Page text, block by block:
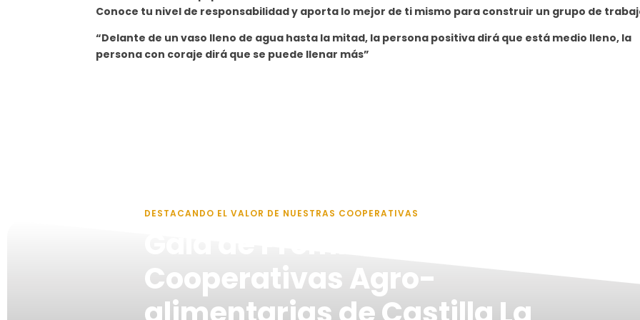
Conoce tu nivel de responsabilidad y aporta lo mejor de ti mismo para construir un grupo de
“Delante de un vaso lleno de agua hasta la mitad, la persona positiva dirá que está medio lleno, la
persona con coraje dirá que se puede llenar más”
DESTACANDO EL VALOR DE NUESTRAS COOPERATIVAS
Cooperativas Agro-